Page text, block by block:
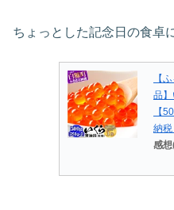
ちょっとした記念日の食卓
【
品】
【
納
感